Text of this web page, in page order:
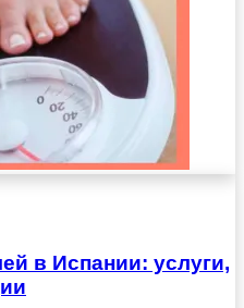
в Испании: услуги,